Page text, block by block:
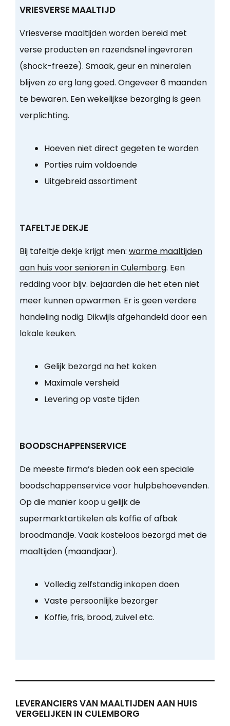
VRIESVERSE MAALTIJD
Vriesverse maaltijden worden bereid met
verse producten en razendsnel ingevroren
(shock-freeze). Smaak, geur en mineralen
blijven zo erg lang goed. Ongeveer 6 maanden
te bewaren. Een wekelijkse bezorging is geen
verplichting.
Hoeven niet direct gegeten te worden
Porties ruim voldoende
Uitgebreid assortiment
TAFELTJE DEKJE
Bij tafeltje dekje krijgt men: warme maaltijden
aan huis voor senioren in Culemborg. Een
redding voor bijv. bejaarden die het eten niet
meer kunnen opwarmen. Er is geen verdere
handeling nodig. Dikwijls afgehandeld door een
lokale keuken.
Gelijk bezorgd na het koken
Maximale versheid
Levering op vaste tijden
BOODSCHAPPENSERVICE
De meeste firma’s bieden ook een speciale
boodschappenservice voor hulpbehoevenden.
Op die manier koop u gelijk de
supermarktartikelen als koffie of afbak
broodmandje. Vaak kosteloos bezorgd met de
maaltijden (maandjaar).
Volledig zelfstandig inkopen doen
Vaste persoonlijke bezorger
Koffie, fris, brood, zuivel etc.
LEVERANCIERS VAN MAALTIJDEN AAN HUIS
VERGELIJKEN IN CULEMBORG